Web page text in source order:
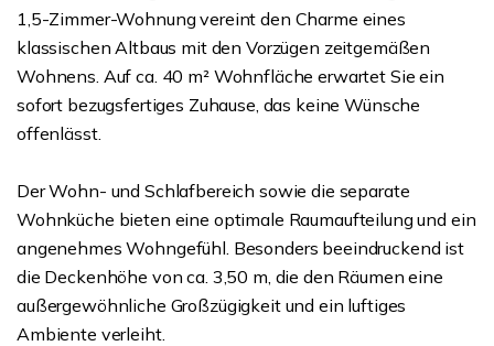
1,5-Zimmer-Wohnung vereint den Charme eines
klassischen Altbaus mit den Vorzügen zeitgemäßen
Wohnens. Auf ca. 40 m² Wohnfläche erwartet Sie ein
sofort bezugsfertiges Zuhause, das keine Wünsche
offenlässt.
Der Wohn- und Schlafbereich sowie die separate
Wohnküche bieten eine optimale Raumaufteilung und ein
angenehmes Wohngefühl. Besonders beeindruckend ist
die Deckenhöhe von ca. 3,50 m, die den Räumen eine
außergewöhnliche Großzügigkeit und ein luftiges
Ambiente verleiht.